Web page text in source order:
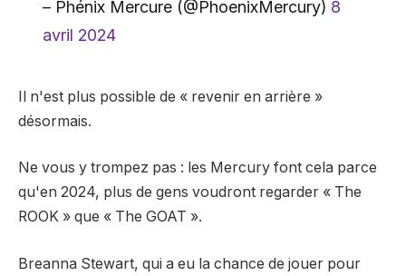
– Phénix Mercure (@PhoenixMercury) 8
avril 2024
Il n'est plus possible de « revenir en arrière »
désormais.
Ne vous y trompez pas : les Mercury font cela parce
qu'en 2024, plus de gens voudront regarder « The
ROOK » que « The GOAT ».
Breanna Stewart, qui a eu la chance de jouer pour